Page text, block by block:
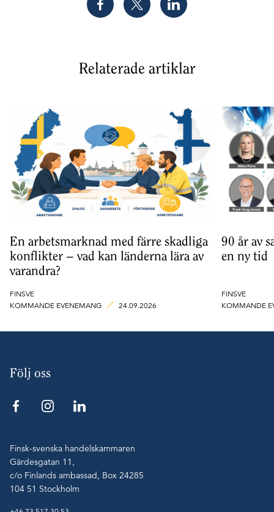
Relaterade artiklar
En arbetsmarknad med färre skadliga
konflikter – vad kan länderna lära av
varandra?
FINSVE
KOMMANDE EVENEMANG
24.09.2026
90 år av
en ny tid
FINSVE
KOMMANDE
Följ oss
Finsk-svenska handelskammaren
Gärdesgatan 11,
c/o Finlands ambassad, Box 24285
104 51 Stockholm